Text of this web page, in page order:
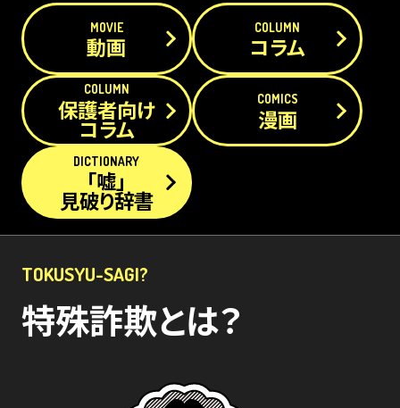
MOVIE
動画
COLUMN
コラム
COLUMN
保護者向け
コラム
COMICS
漫画
DICTIONARY
「嘘」
見破り辞書
TOKUSYU-SAGI?
特殊詐欺とは？